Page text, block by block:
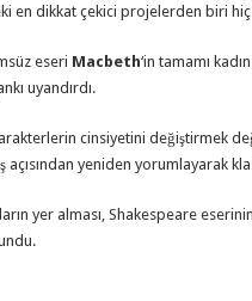
en dikkat çekici projelerden biri hiç
eseri Macbeth‘in tamamı
uyandırdı.
cinsiyetini değiştirmek
açısından yeniden yorumlayarak
yer alması, Shakespeare